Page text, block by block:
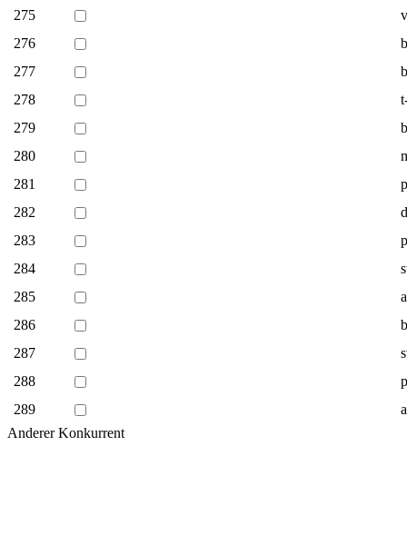
275
276
277
278
279
280
281
282
283
284
285
286
287
288
289
Anderer Konkurrent